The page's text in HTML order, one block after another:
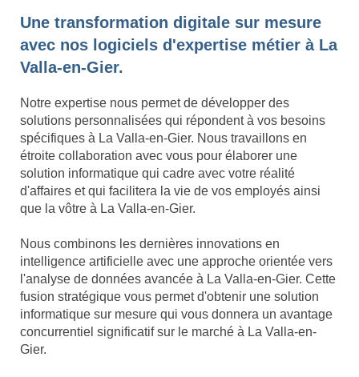
Une transformation digitale sur mesure
avec nos logiciels d'expertise métier à La
Valla-en-Gier.
Notre expertise nous permet de développer des
solutions personnalisées qui répondent à vos besoins
spécifiques à La Valla-en-Gier. Nous travaillons en
étroite collaboration avec vous pour élaborer une
solution informatique qui cadre avec votre réalité
d'affaires et qui facilitera la vie de vos employés ainsi
que la vôtre à La Valla-en-Gier.
Nous combinons les dernières innovations en
intelligence artificielle avec une approche orientée vers
l'analyse de données avancée à La Valla-en-Gier. Cette
fusion stratégique vous permet d'obtenir une solution
informatique sur mesure qui vous donnera un avantage
concurrentiel significatif sur le marché à La Valla-en-
Gier.